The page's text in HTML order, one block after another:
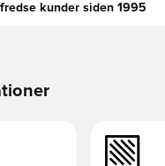
kunder siden 1995